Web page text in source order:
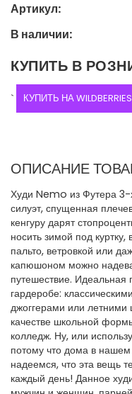
Артикул:
В наличии:
КУПИТЬ В
` КУПИТЬ НА WILDBERRIES
ОПИСАНИЕ
Худи Nemo из Футера
силуэт, спущенная
кенгуру дарят
носить зимой под
пальто, ветровкой или
капюшоном можно
путешествие. Идеальная
гардеробе:
джоггерами или
качестве школьной
колледж. Ну, или
потому что дома в
надеемся, что эта вещь
каждый день! Данное